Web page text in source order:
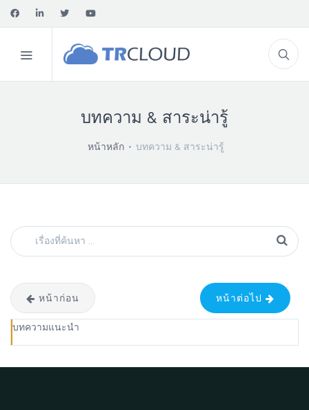
บทความ & สาระน่ารู้
หน้าหลัก บทความ & สาระน่ารู้
หน้าก่อน หน้าต่อไป
บทความแนะนำ